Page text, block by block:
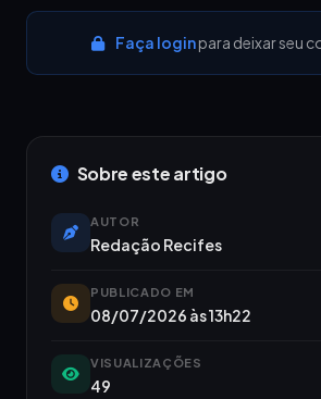
Faça loginpara deixar seu
Sobre este artigo
AUTOR
Redação Recifes
PUBLICADO EM
08/07/2026 às 13h22
VISUALIZAÇÕES
49